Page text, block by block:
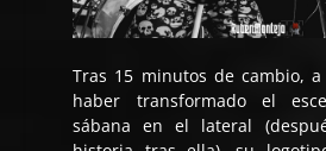
Tras 15 minutos de cambio,
haber transformado el
sábana en el lateral